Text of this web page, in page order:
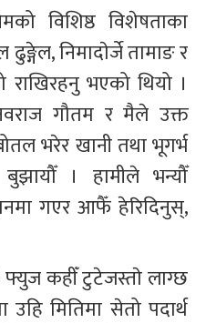
विशिष्ठ विशेषताका
निमादाेर्जे तामाङ र
भएको थियो ।
नवराज गौतम र मैले उक्त
भरेर खानी तथा भूगर्भ
। हामीले भन्यौँ
गएर आफैँ हेरिदिनुस्,
फ्युज कहीँ टुटेजस्ताे लाग्छ
उहि मितिमा सेतो पदार्थ